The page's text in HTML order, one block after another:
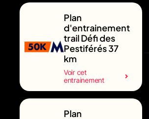
Plan
d'entrainement
trail Défi des
Pestiférés 37
km
Voir cet
entrainement
Plan